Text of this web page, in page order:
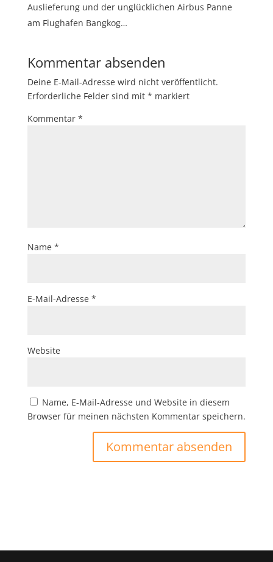
Auslieferung und der unglücklichen Airbus Panne
am Flughafen Bangkog…
Kommentar absenden
Deine E-Mail-Adresse wird nicht veröffentlicht.
Erforderliche Felder sind mit * markiert
Kommentar *
Name *
E-Mail-Adresse *
Website
Name, E-Mail-Adresse und Website in diesem
Browser für meinen nächsten Kommentar speichern.